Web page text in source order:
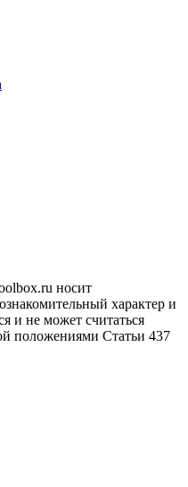
носит
характер и
и не может считаться
положениями Статьи 437